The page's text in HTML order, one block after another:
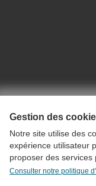
Gestion des
Notre site utilise des
expérience utilisateur
proposer des services
Consulter notre politique